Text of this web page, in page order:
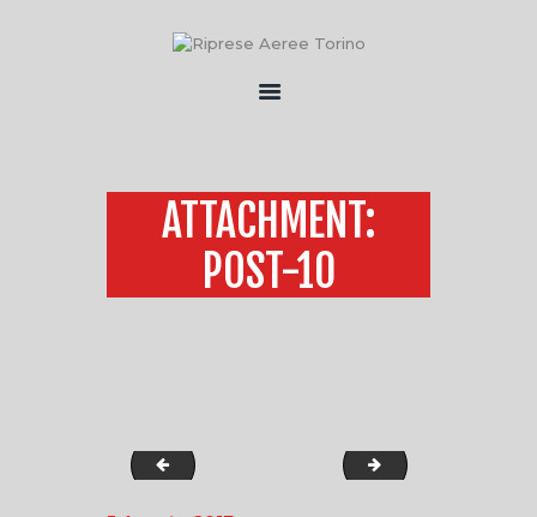
ATTACHMENT:
POST-10
SERVIZI
FLOTTA
CONTATTI
post-9 post-11